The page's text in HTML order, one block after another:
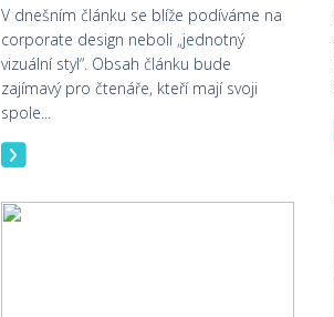
V dnešním článku se blíže podíváme na
corporate design neboli „jednotný
vizuální styl“. Obsah článku bude
zajímavý pro čtenáře, kteří mají svoji
spole...